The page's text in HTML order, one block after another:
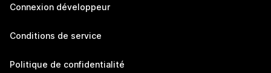
Connexion développeur
Conditions de service
Politique de confidentialité